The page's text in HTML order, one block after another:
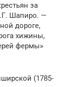
за
Шапиро. —
дороге,
хижины,
фермы»
(1785-